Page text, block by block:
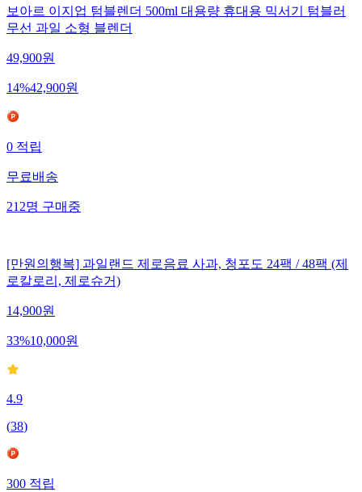
보아르 이지업 텀블렌더 500ml 대용량 휴대용 믹서기 텀블러
무선 과일 소형 블렌더
49,900원
14%42,900원
0 적립
무료배송
212명 구매중
[만원의행복] 과일랜드 제로음료 사과, 청포도 24팩 / 48팩 (제
로칼로리, 제로슈거)
14,900원
33%10,000원
4.9
(38)
300 적립